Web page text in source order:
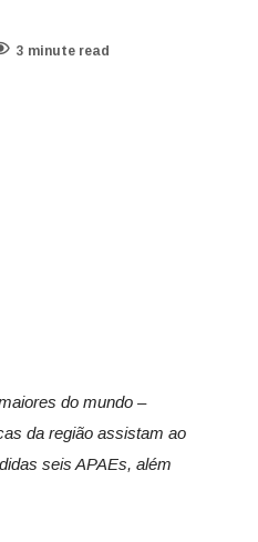
3 minute read
do mundo –
da região assistam ao
seis APAEs, além